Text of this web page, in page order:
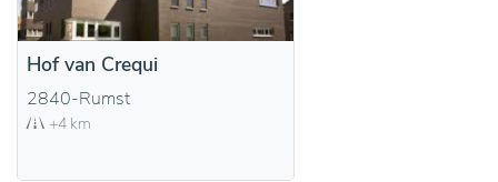
Hof van Crequi
2840-Rumst
+4 km